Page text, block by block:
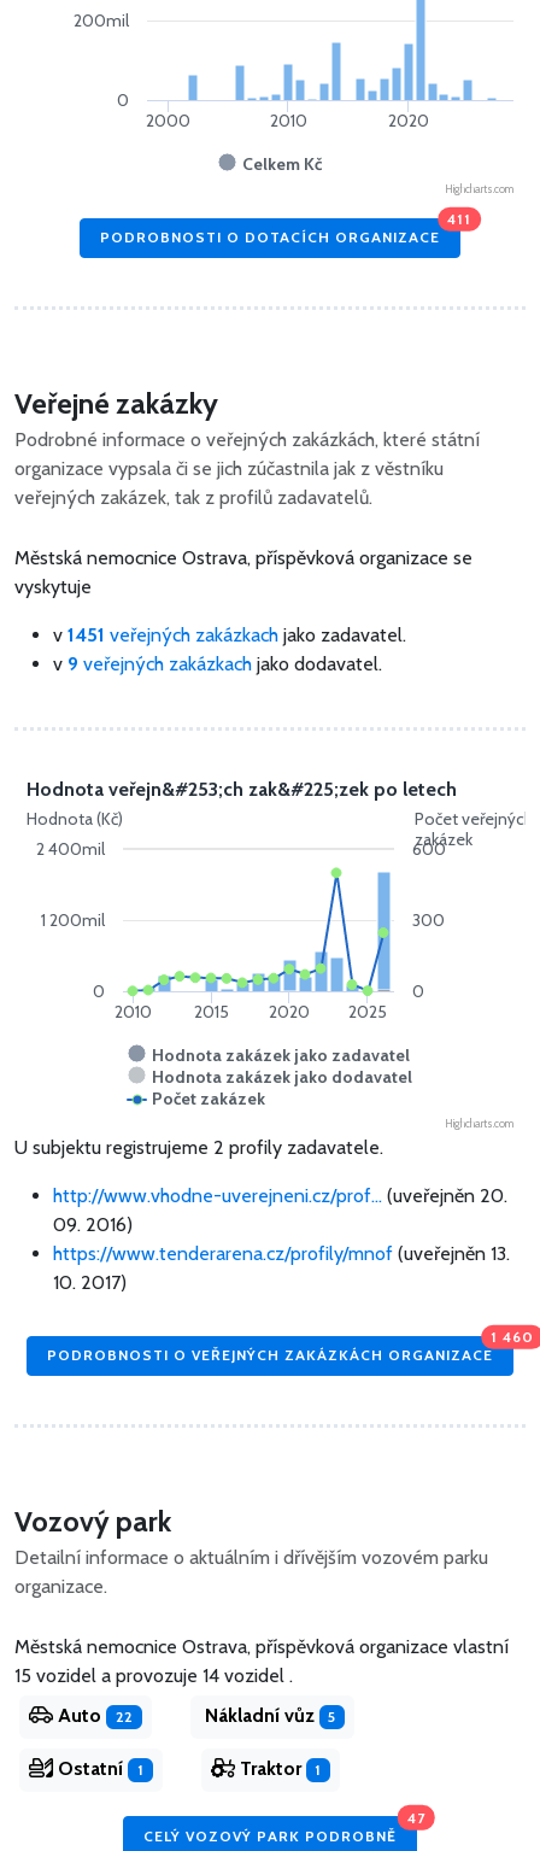
Celkem Kč
2000 2010 2020
0
200mil
Highcharts.com
PODROBNOSTI O DOTACÍCH ORGANIZACE
411
Veřejné zakázky
Podrobné informace o veřejných zakázkách, které státní
organizace vypsala či se jich zúčastnila jak z věstníku
veřejných zakázek, tak z profilů zadavatelů.
Městská nemocnice Ostrava, příspěvková organizace se
vyskytuje
v 1451 veřejných zakázkach jako zadavatel.
v 9 veřejných zakázkach jako dodavatel.
Hodnota (Kč)
Počet veřejných
zakázek
Hodnota veřejn&#253;ch zak&#225;zek po letech
Hodnota zakázek jako zadavatel
Hodnota zakázek jako dodavatel
Počet zakázek
2010 2015 2020 2025
0
1 200mil
2 400mil
0
300
600
Highcharts.com
U subjektu registrujeme 2 profily zadavatele.
http://www.vhodne-uverejneni.cz/prof... (uveřejněn 20.
09. 2016)
https://www.tenderarena.cz/profily/mnof (uveřejněn 13.
10. 2017)
PODROBNOSTI O VEŘEJNÝCH ZAKÁZKÁCH ORGANIZACE
1 460
Vozový park
Detailní informace o aktuálním i dřívějším vozovém parku
organizace.
Městská nemocnice Ostrava, příspěvková organizace vlastní
15 vozidel a provozuje 14 vozidel .
Auto
22 Nákladní vůz 5
Ostatní 1 Traktor 1
CELÝ VOZOVÝ PARK PODROBNĚ
47